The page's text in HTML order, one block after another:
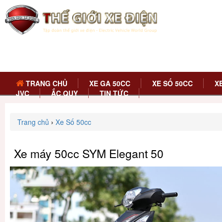
TRANG CHỦ XE GA 50CC XE SỐ 50CC
JVC
ẮC QUY TIN TỨC
Trang chủ › Xe Số 50cc
Xe máy 50cc SYM Elegant 50